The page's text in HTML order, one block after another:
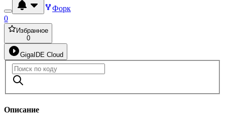
Форк
0
Избранное
0
GigaIDE Cloud
Описание